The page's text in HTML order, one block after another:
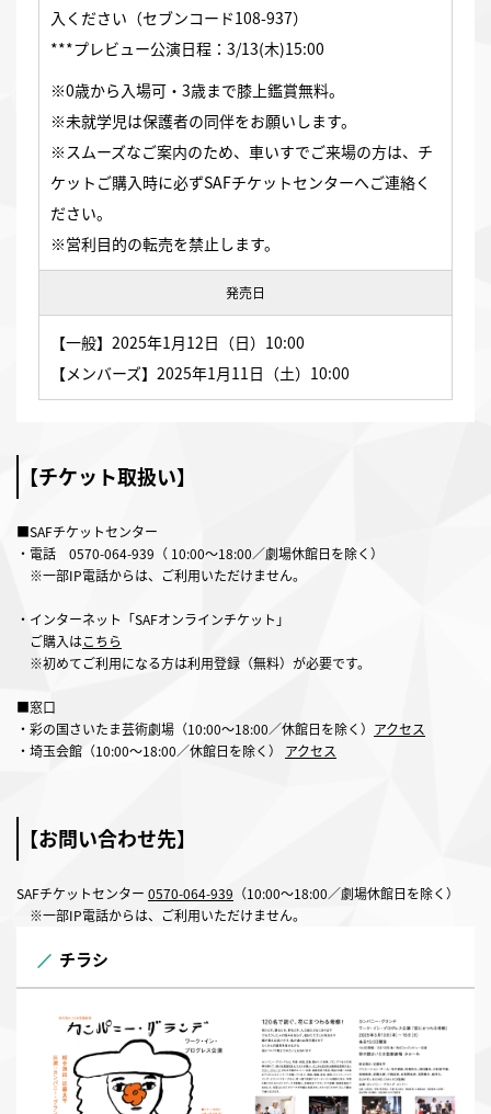
入ください（セブンコード108-937）
***プレビュー公演日程：3/13(木)15:00
※0歳から入場可・3歳まで膝上鑑賞無料。
※未就学児は保護者の同伴をお願いします。
※スムーズなご案内のため、車いすでご来場の方は、チ
ケットご購入時に必ずSAFチケットセンターへご連絡く
ださい。
※営利目的の転売を禁止します。
発売日
【一般】2025年1月12日（日）10:00
【メンバーズ】2025年1月11日（土）10:00
【チケット取扱い】
■SAFチケットセンター
・電話 0570-064-939 （ 10:00～18:00／劇場休館日を除く）
※一部IP電話からは、ご利用いただけません。
・インターネット「SAFオンラインチケット」
ご購入はこちら
※初めてご利用になる方は利用登録（無料）が必要です。
■窓口
・彩の国さいたま芸術劇場（10:00～18:00／休館日を除く） アクセス
・埼玉会館（10:00～18:00／休館日を除く） アクセス
【お問い合わせ先】
SAFチケットセンター 0570-064-939 （10:00～18:00／劇場休館日を除く）
※一部IP電話からは、ご利用いただけません。
チラシ